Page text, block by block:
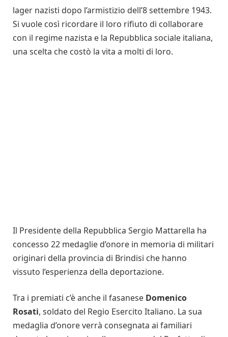
lager nazisti dopo l’armistizio dell’8 settembre 1943.
Si vuole così ricordare il loro rifiuto di collaborare
con il regime nazista e la Repubblica sociale italiana,
una scelta che costò la vita a molti di loro.
Il Presidente della Repubblica Sergio Mattarella ha
concesso 22 medaglie d’onore in memoria di militari
originari della provincia di Brindisi che hanno
vissuto l’esperienza della deportazione.
Tra i premiati c’è anche il fasanese Domenico
Rosati, soldato del Regio Esercito Italiano. La sua
medaglia d’onore verrà consegnata ai familiari